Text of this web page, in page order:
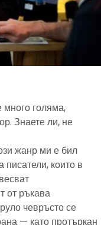
много голяма,
Знаете ли, не
жанр ми е бил
които в
от ръкава
чевръсто се
— като протъркан